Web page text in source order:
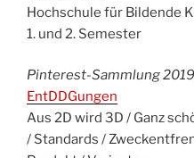
Hochschule für Bildende
1. und 2. Semester
Pinterest-Sammlung
EntDDGungen
Aus 2D wird 3D / Ganz
/ Standards /